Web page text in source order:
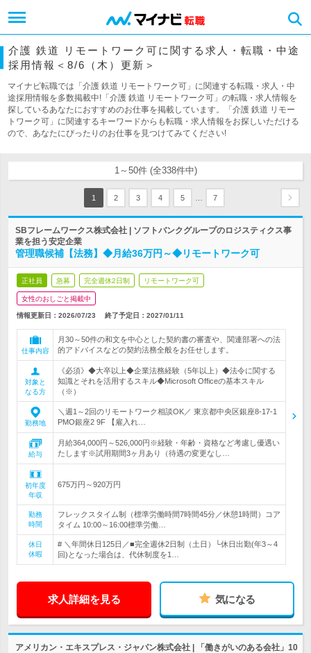
介護 鉄道 リモートワーク可に関する求人・転職・中途
採用情報＜8/6（木）更新＞
マイナビ転職では「介護 鉄道 リモートワーク可」に関連する転職・求人・中
途採用情報を多数掲載中!「介護 鉄道 リモートワーク可」の転職・求人情報を
探しているあなたにおすすめのお仕事を掲載しています。「介護 鉄道 リモー
トワーク可」に関連するキーワードからも転職・求人情報をお探しいただける
ので、あなたにぴったりのお仕事を見つけてみてください!
1～50件 (全338件中)
1 2 3 4 5 7
SBフレームワークス株式会社 | ソフトバンクグループのロジスティクス事
業を担う安定企業
管理職候補【法務】◆月給36万円～◆リモートワーク可
正社員 急募 完全週休2日制 リモートワーク可
女性のおしごと掲載中
情報更新日：2026/07/23 終了予定日： 2027/01/11
仕事内容
月30～50件の和文を中心とした契約書の審査や、関連部署への法
的アドバイスなどの契約法務全般をお任せします。
対象と
なる方
《必須》◆大卒以上◆企業法務経験（5年以上）◆法令に関する
知識とそれを活用するスキル◆Microsoft Officeの基本スキル
（※）
勤務地
＼週1～2回のリモートワーク相談OK／ 東京都中央区銀座8-17-1
PMO銀座2 9F 【雇入れ…
給与
月給364,000円～526,000円※経験・年齢・資格など考慮し優遇い
たします※試用期間3ヶ月あり（待遇の変更なし…
初年度
年収
675万円～920万円
勤務
時間
フレックスタイム制（標準労働時間7時間45分／休憩1時間）コア
タイム 10:00～16:00標準労働…
休日
休暇
# ＼年間休日125日／■完全週休2日制（土日）└休日出勤(年3～4
回)となった場合は、代休制度を1…
求人詳細を見る 気になる
アメリカン・エキスプレス・ジャパン株式会社 | 「働きがいのある会社」10